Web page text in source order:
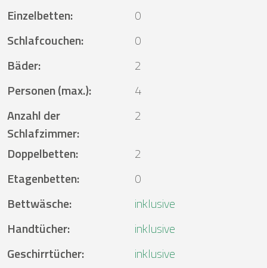
Einzelbetten:
0
Schlafcouchen:
0
Bäder:
2
Personen (max.):
4
Anzahl der
Schlafzimmer:
2
Doppelbetten:
2
Etagenbetten:
0
Bettwäsche:
inklusive
Handtücher:
inklusive
Geschirrtücher:
inklusive